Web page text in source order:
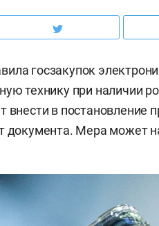
госзакупок
технику при наличии
в постановление
документа. Мера может